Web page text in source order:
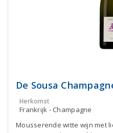
De Sousa
Herkomst
Frankrijk - Champagne
Mousserende witte wijn met